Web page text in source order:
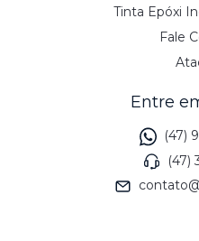
Tinta Epóxi
Fale
Entre
(47)
(47)